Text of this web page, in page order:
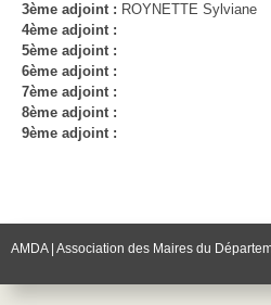
3ème adjoint : ROYNETTE Sylviane
4ème adjoint :
5ème adjoint :
6ème adjoint :
7ème adjoint :
8ème adjoint :
9ème adjoint :
AMDA | Association des Maires du